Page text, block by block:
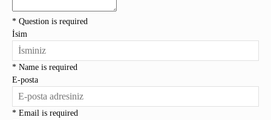
* Question is required
İsim
* Name is required
E-posta
* Email is required